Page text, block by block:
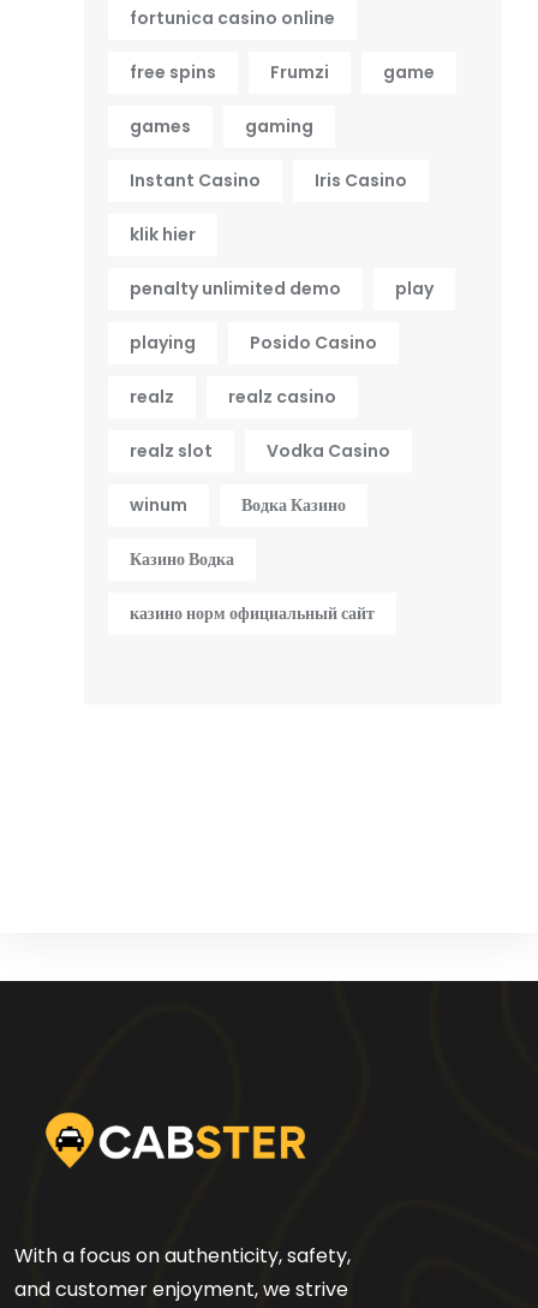
fortunica casino online
free spins Frumzi game
games gaming
Instant Casino Iris Casino
klik hier
penalty unlimited demo play
playing Posido Casino
realz realz casino
realz slot Vodka Casino
winum Водка Казино
Казино Водка
казино норм официальный сайт
With a focus on authenticity, safety,
and customer enjoyment, we strive